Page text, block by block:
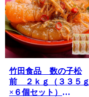
竹田食品 数の子松
前 ２ｋｇ（３３５ｇ
×６個セット）